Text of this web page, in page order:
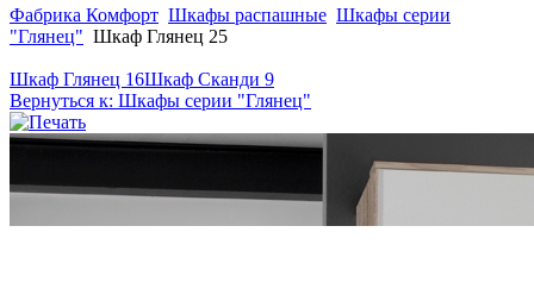
Фабрика Комфорт Шкафы распашные Шкафы серии
"Глянец" Шкаф Глянец 25
Шкаф Глянец 16Шкаф Сканди 9
Вернуться к: Шкафы серии "Глянец"